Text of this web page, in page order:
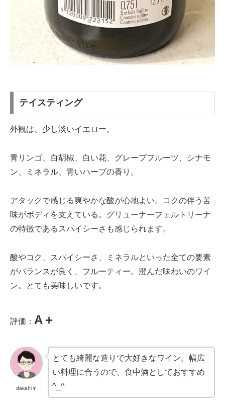
テイスティング
外観は、少し淡いイエロー。
青リンゴ、白胡椒、白い花、グレープフルーツ、シナモ
ン、ミネラル、青いハーブの香り。
アタックで感じる爽やかな酸が心地よい。コクの伴う苦
味がボディを支えている。グリューナーフェルトリーナ
の特徴であるスパイシーさも感じられます。
酸やコク、スパイシーさ、ミネラルといった全ての要素
がバランスが良く、フルーティー。澄んだ味わいのワイ
ン。とても美味しいです。
評価： A＋
dakahi🍷
とても綺麗な造りで大好きなワイン。幅広
い料理に合うので、食中酒としておすすめ
^_^